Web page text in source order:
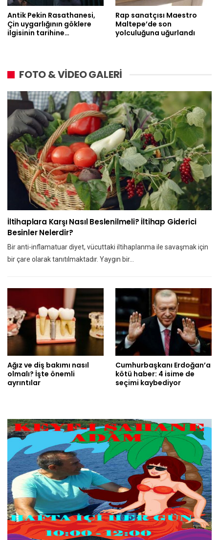
Antik Pekin Rasathanesi,
Çin uygarlığının göklere
ilgisinin tarihine…
Rap sanatçısı Maestro
Maltepe’de son
yolculuğuna uğurlandı
FOTO & VİDEO GALERİ
İltihaplara Karşı Nasıl Beslenilmeli? İltihap Giderici
Besinler Nelerdir?
Bir anti-inflamatuar diyet, vücuttaki iltihaplanma ile savaşmak için
bir çare olarak tanıtılmaktadır. Yaygın bir…
Ağız ve diş bakımı nasıl
olmalı? İşte önemli
ayrıntılar
Cumhurbaşkanı Erdoğan’a
kötü haber: 4 isime de
seçimi kaybediyor